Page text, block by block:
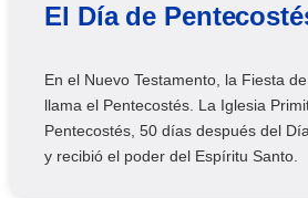
El Día de
En el Nuevo Testamento, la Fiesta
llama el Pentecostés. La Iglesia
Pentecostés, 50 días después del
y recibió el poder del Espíritu Santo.